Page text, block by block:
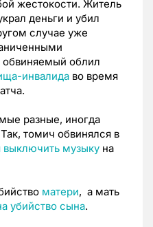
жестокости. Житель
деньги и убил
случае уже
обвиняемый облил
инвалида во время
разные, иногда
томич обвинялся в
выключить музыку на
матери, а мать
убийство сына.